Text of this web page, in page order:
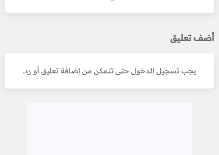
أضف تعليق
يجب تسجيل الدخول حتى تتمكن من إضافة تعليق أو رد.